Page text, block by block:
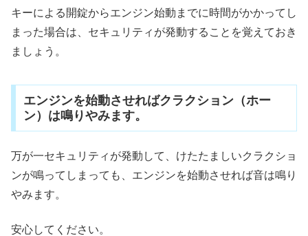
キーによる開錠からエンジン始動までに時間がかかってし
まった場合は、セキュリティが発動することを覚えておき
ましょう。
エンジンを始動させればクラクション（ホー
ン）は鳴りやみます。
万が一セキュリティが発動して、けたたましいクラクショ
ンが鳴ってしまっても、エンジンを始動させれば音は鳴り
やみます。
安心してください。